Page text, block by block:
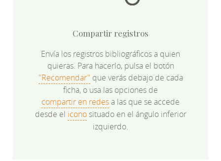
Compartir registros
Envía los registros bibliográficos a quien
quieras. Para hacerlo, pulsa el botón
"Recomendar" que verás debajo de cada
ficha, o usa las opciones de
compartir en redesa las que se accede
desde el iconosituado en el ángulo inferior
izquierdo.